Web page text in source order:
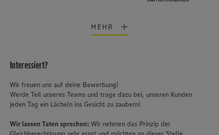
MEHR
Interessiert?
Wir freuen uns auf deine Bewerbung!
Werde Teil unseres Teams und trage dazu bei, unseren Kunden
jeden Tag ein Lächeln ins Gesicht zu zaubern!
Wir lassen Taten sprechen: Wir nehmen das Prinzip der